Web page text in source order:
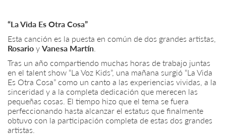
“La Vida Es Otra Cosa”
Esta canción es la puesta en común de dos grandes artistas,
Rosario y Vanesa Martín
Tras un año compartiendo muchas horas de trabajo juntas
en el talent show “La Voz Kids”, una mañana surgió “La Vida
Es Otra Cosa” como un canto a las experiencias vividas, a la
sinceridad y a la completa dedicación que merecen las
pequeñas cosas. El tiempo hizo que el tema se fuera
perfeccionando hasta alcanzar el estatus que finalmente
obtuvo con la participación completa de estas dos grandes
artistas.